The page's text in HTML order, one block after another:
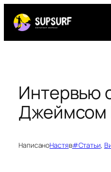
содержимому
Интервью
Джеймсом
НаписаноНастяв#Статьи,